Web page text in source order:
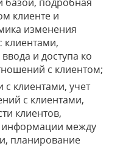
клиенте и
изменения
клиентами,
и доступа ко
с клиентом;
с клиентами, учет
с клиентами,
клиентов,
информации между
планирование